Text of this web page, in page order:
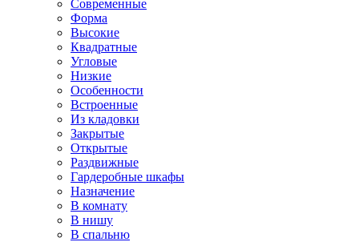
Современные
Форма
Высокие
Квадратные
Угловые
Низкие
Особенности
Встроенные
Из кладовки
Закрытые
Открытые
Раздвижные
Гардеробные шкафы
Назначение
В комнату
В нишу
В спальню